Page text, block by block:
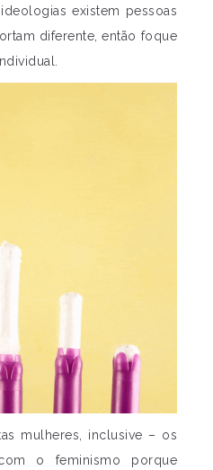
existem pessoas
diferente, então foque
mulheres, inclusive – os
o feminismo porque